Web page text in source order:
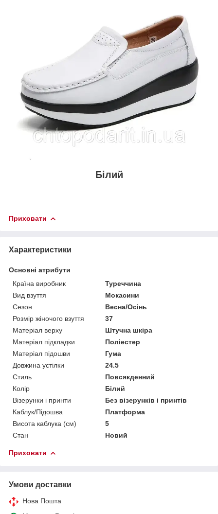
Білий
Приховати
Характеристики
Основні атрибути
Країна виробник
Туреччина
Вид взуття
Мокасини
Сезон
Весна/Осінь
Розмір жіночого взуття
37
Матеріал верху
Штучна шкіра
Матеріал підкладки
Поліестер
Матеріал підошви
Гума
Довжина устілки
24.5
Стиль
Повсякденний
Колір
Білий
Візерунки і принти
Без візерунків і принтів
Каблук/Підошва
Платформа
Висота каблука (см)
5
Стан
Новий
Приховати
Умови доставки
Нова Пошта